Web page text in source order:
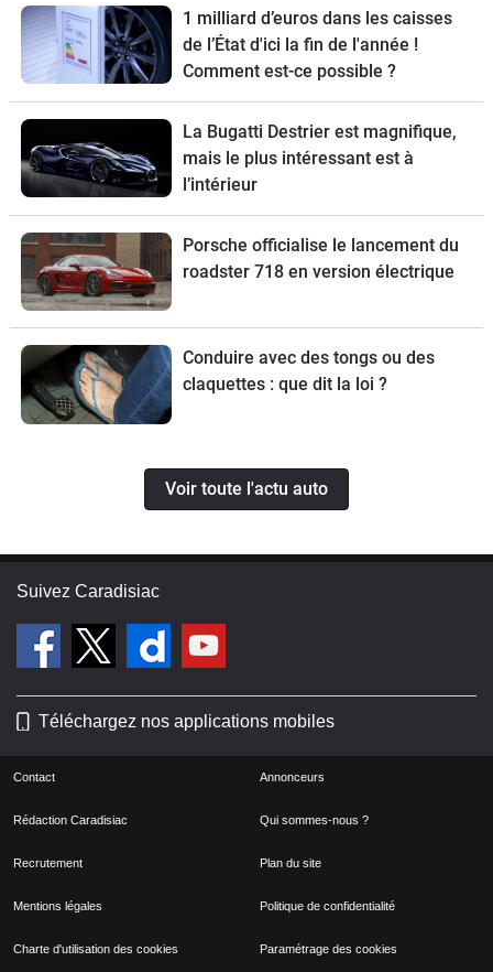
1 milliard d’euros dans les caisses
de l’État d'ici la fin de l'année !
Comment est-ce possible ?
La Bugatti Destrier est magnifique,
mais le plus intéressant est à
l’intérieur
Porsche officialise le lancement du
roadster 718 en version électrique
Conduire avec des tongs ou des
claquettes : que dit la loi ?
Voir toute l'actu auto
Suivez Caradisiac
Téléchargez nos applications mobiles
Contact Annonceurs
Rédaction Caradisiac Qui sommes-nous ?
Recrutement Plan du site
Mentions légales Politique de confidentialité
Charte d'utilisation des cookies Paramétrage des cookies